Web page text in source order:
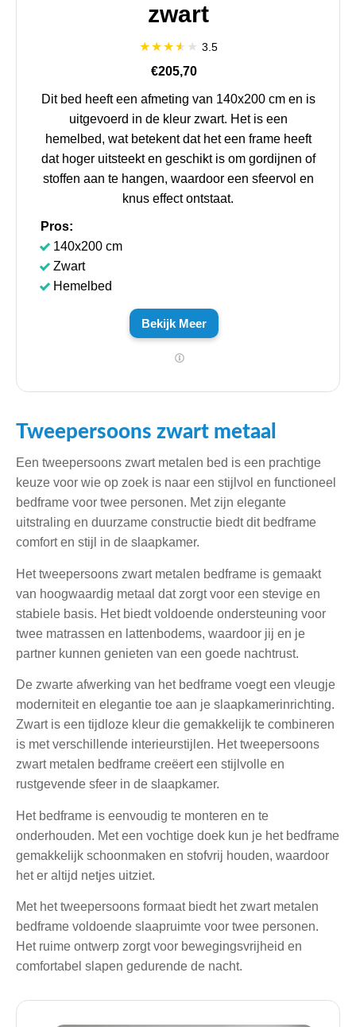
zwart
3.5
€205,70
Dit bed heeft een afmeting van 140x200 cm en is
uitgevoerd in de kleur zwart. Het is een
hemelbed, wat betekent dat het een frame heeft
dat hoger uitsteekt en geschikt is om gordijnen of
stoffen aan te hangen, waardoor een sfeervol en
knus effect ontstaat.
Pros:
140x200 cm
Zwart
Hemelbed
Bekijk Meer
Tweepersoons zwart metaal
Een tweepersoons zwart metalen bed is een prachtige
keuze voor wie op zoek is naar een stijlvol en functioneel
bedframe voor twee personen. Met zijn elegante
uitstraling en duurzame constructie biedt dit bedframe
comfort en stijl in de slaapkamer.
Het tweepersoons zwart metalen bedframe is gemaakt
van hoogwaardig metaal dat zorgt voor een stevige en
stabiele basis. Het biedt voldoende ondersteuning voor
twee matrassen en lattenbodems, waardoor jij en je
partner kunnen genieten van een goede nachtrust.
De zwarte afwerking van het bedframe voegt een vleugje
moderniteit en elegantie toe aan je slaapkamerinrichting.
Zwart is een tijdloze kleur die gemakkelijk te combineren
is met verschillende interieurstijlen. Het tweepersoons
zwart metalen bedframe creëert een stijlvolle en
rustgevende sfeer in de slaapkamer.
Het bedframe is eenvoudig te monteren en te
onderhouden. Met een vochtige doek kun je het bedframe
gemakkelijk schoonmaken en stofvrij houden, waardoor
het er altijd netjes uitziet.
Met het tweepersoons formaat biedt het zwart metalen
bedframe voldoende slaapruimte voor twee personen.
Het ruime ontwerp zorgt voor bewegingsvrijheid en
comfortabel slapen gedurende de nacht.